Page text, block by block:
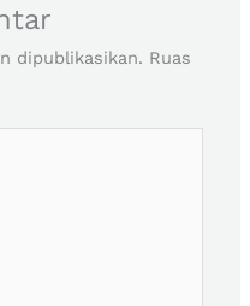
dipublikasikan. Ruas